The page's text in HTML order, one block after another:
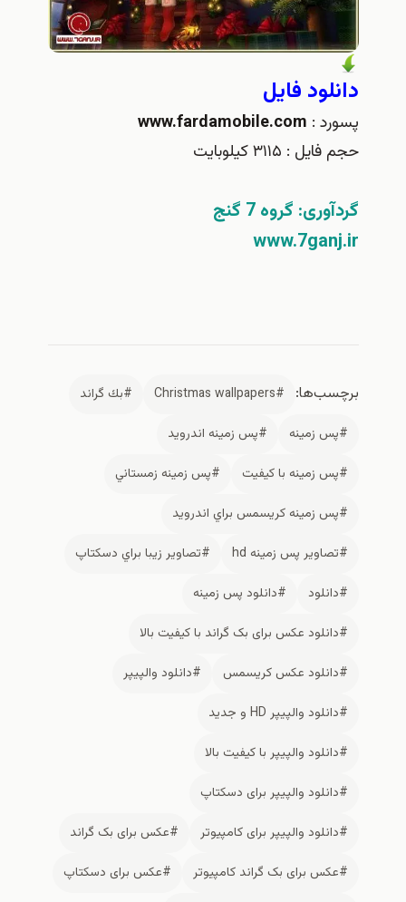
دانلود فایل
پسورد :
حجم فایل : ۳۱۱۵ کیلوبایت
گردآوری: گروه 7 گنج
www.7ganj.ir
برچسب‌ها: #Christmas wallpapers
#بك گراند
#پس زمينه
#پس زمينه اندرويد
#پس زمينه با كيفيت
#پس زمينه زمستاني
#پس زمينه كريسمس براي اندرويد
#تصاوير پس زمينه hd
#تصاوير زيبا براي دسكتاپ
#دانلود
#دانلود پس زمينه
#دانلود عکس برای بک گراند با کیفیت بالا
#دانلود عکس کریسمس
#دانلود والپيپر
#دانلود والپیپر HD و جدید
#دانلود والپیپر با کیفیت بالا
#دانلود والپیپر برای دسکتاپ
#دانلود والپیپر برای کامپیوتر
#عکس برای بک گراند
#عکس برای بک گراند کامپیوتر
#عکس برای دسکتاپ